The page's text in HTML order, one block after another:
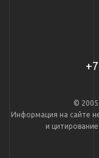
©
Информация на сайте
и